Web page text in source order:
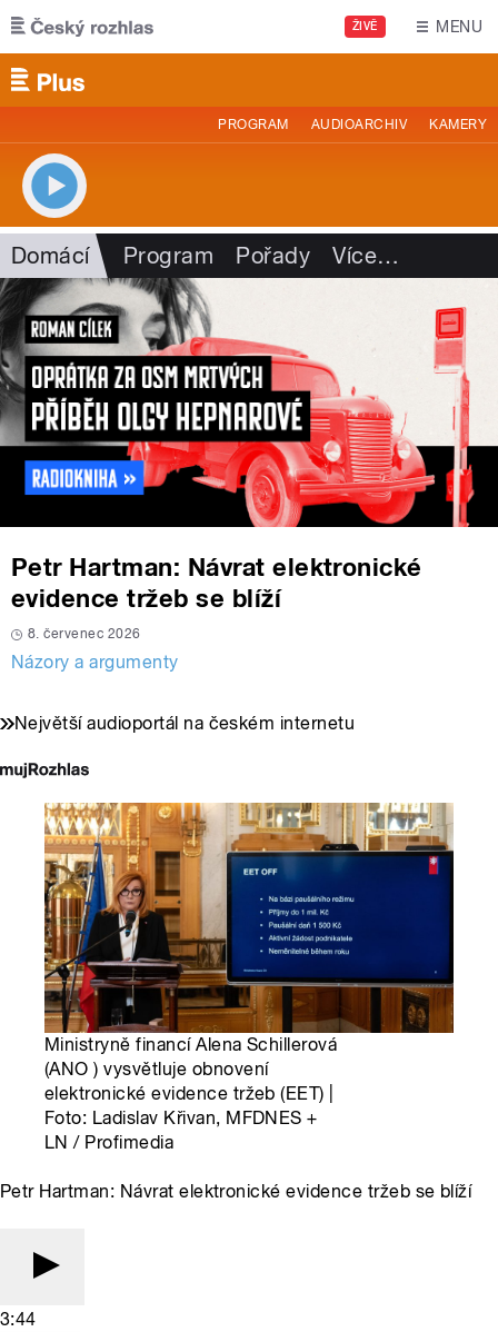
Přejít k hlavnímu obsahu
ŽIVĚ MENU
PROGRAM AUDIOARCHIV KAMERY
Domácí Program Pořady Více…
Petr Hartman: Návrat elektronické
evidence tržeb se blíží
8. červenec 2026
Názory a argumenty
Největší audioportál na českém internetu
Ministryně financí Alena Schillerová
(ANO ) vysvětluje obnovení
elektronické evidence tržeb (EET) |
Foto: Ladislav Křivan, MFDNES +
LN / Profimedia
Petr Hartman: Návrat elektronické evidence tržeb se blíží
3:44